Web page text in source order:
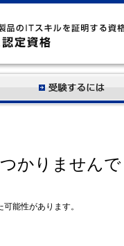
かりません
能性があります。